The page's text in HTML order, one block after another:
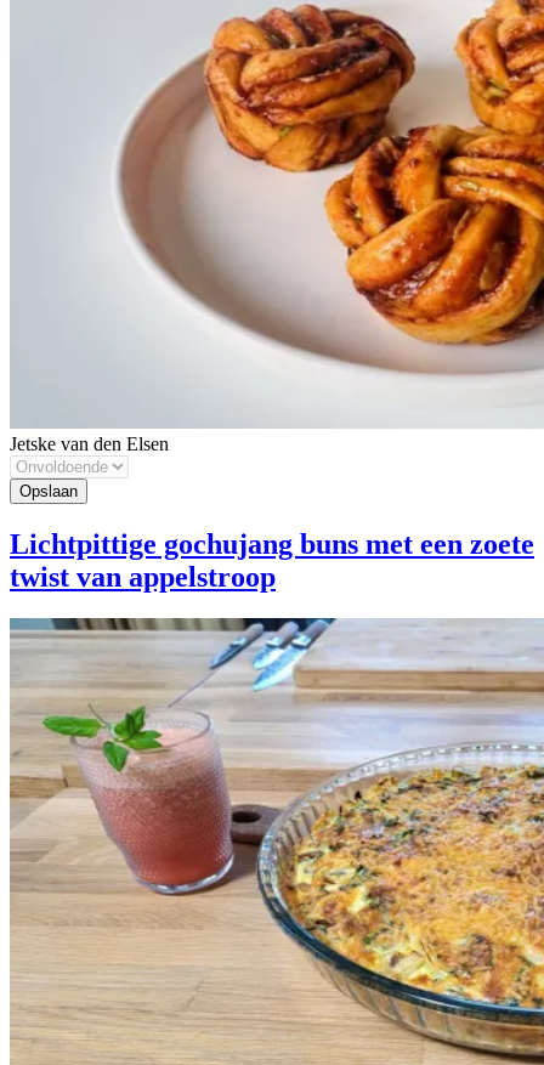
Jetske van den Elsen
Lichtpittige gochujang buns met een zoete
twist van appelstroop